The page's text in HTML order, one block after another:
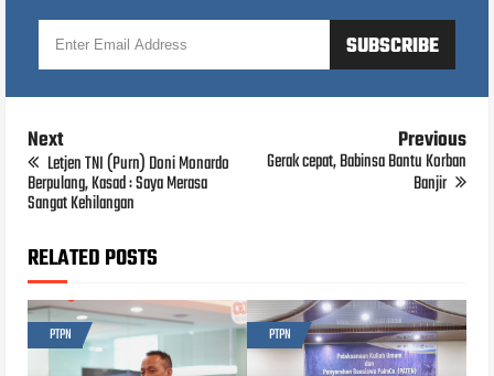
Next
Letjen TNI (Purn) Doni Monardo
Berpulang, Kasad : Saya Merasa
Sangat Kehilangan
Previous
Gerak cepat, Babinsa Bantu Korban
Banjir
RELATED POSTS
PTPN PTPN